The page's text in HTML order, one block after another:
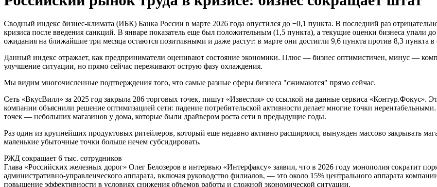
Сводный индекс бизнес-климата (ИБК) Банка России в марте 2026 года опустился до −0,1 пункта. В последний раз
кризиса после введения санкций. В январе показатель еще был положительным (1,5 пункта), а текущие оценки бизнеса упали
ожидания на ближайшие три месяца остаются позитивными и даже растут: в марте они достигли 9,6 пункта против 8,3 пункта в
Данный индекс отражает, как предприниматели оценивают состояние экономики. Плюс — бизнес оптимистичен, минус —
улучшение ситуации, но прямо сейчас переживают острую фазу охлаждения.
Мы видим многочисленные подтверждения того, что самые разные сферы бизнеса "сжимаются" прямо сейчас.
Сеть «ВкусВилл» за 2025 год закрыла 286 торговых точек, пишут «Известия» со ссылкой на данные сервиса «Контур.Фокус».
компании объяснили решение оптимизацией сети: падение потребительской активности делает многие точки
точек — небольших магазинов у дома, которые были драйвером роста сети в предыдущие годы.
Раз один из крупнейших продуктовых ритейлеров, который еще недавно активно расширялся, вынужден массово закрывать
маленькие убыточные точки больше нечем субсидировать.
РЖД сокращает 6 тыс. сотрудников
Глава «Российских железных дорог» Олег Белозеров в интервью «Интерфаксу» заявил, что в 2026 году монополия сократит
административно-управленческого аппарата, включая руководство филиалов, — это около 15% центрального аппарата
повышение эффективности в условиях снижения объемов работы и сложной экономической ситуации.